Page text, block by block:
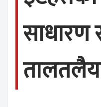
साधारण